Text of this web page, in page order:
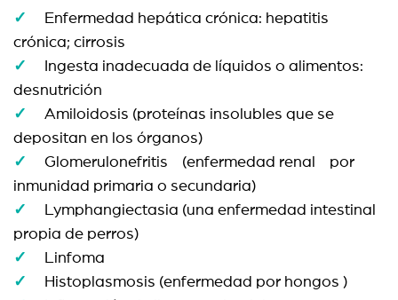
Enfermedad hepática crónica: hepatitis
crónica; cirrosis
Ingesta inadecuada de líquidos o alimentos:
desnutrición
Amiloidosis (proteínas insolubles que se
depositan en los órganos)
Glomerulonefritis (enfermedad renal por
inmunidad primaria o secundaria)
Lymphangiectasia (una enfermedad intestinal
propia de perros)
Linfoma
Histoplasmosis (enfermedad por hongos )